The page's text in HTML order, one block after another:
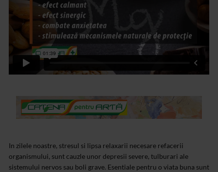
In zilele noastre, stresul si lipsa relaxarii necesare refacerii
organismului, sunt cauzle unor depresii severe, tulburari ale
sistemului nervos sau boli grave. Esentiale pentru o viata buna sunt